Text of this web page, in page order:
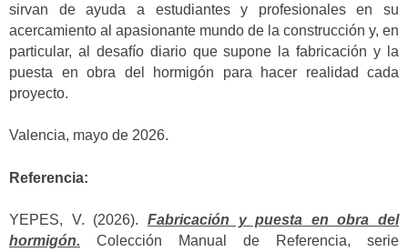
sirvan de ayuda a estudiantes y profesionales en su
acercamiento al apasionante mundo de la construcción y, en
particular, al desafío diario que supone la fabricación y la
puesta en obra del hormigón para hacer realidad cada
proyecto.
Valencia, mayo de 2026.
Referencia:
YEPES, V. (2026). Fabricación y puesta en obra del
hormigón. Colección Manual de Referencia, serie